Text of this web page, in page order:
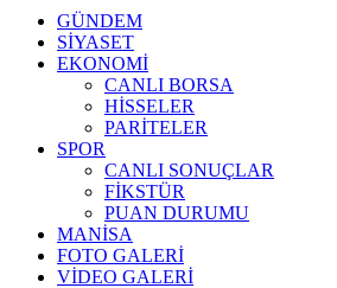
GÜNDEM
SİYASET
EKONOMİ
CANLI BORSA
HİSSELER
PARİTELER
SPOR
CANLI SONUÇLAR
FİKSTÜR
PUAN DURUMU
MANİSA
FOTO GALERİ
VİDEO GALERİ